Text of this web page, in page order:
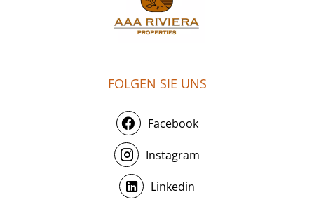
FOLGEN SIE UNS
Facebook
Instagram
Linkedin